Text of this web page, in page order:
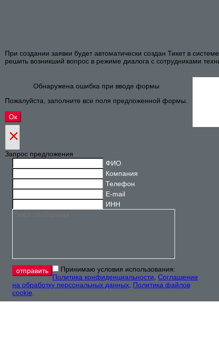
При создании заявки будет автоматически создан Тикет в
решить возникший вопрос в режиме диалога с сотрудниками
Обнаружена ошибка при вводе формы
Пожалуйста, заполните все поля предложенной формы.
×
Запрос предложения
ФИО
Компания
Телефон
E-mail
ИНН
Принимаю условия использования:
Политика конфиденциальности, Соглашение
на обработку персональных данных, Политика файлов
cookie.